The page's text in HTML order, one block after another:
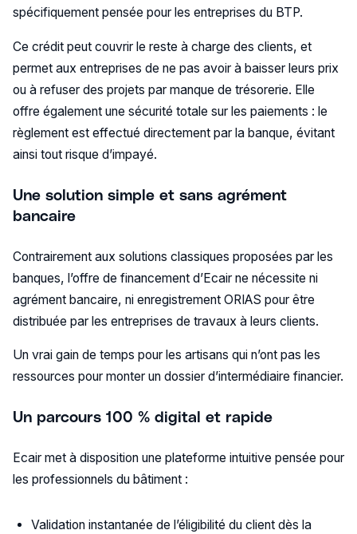
spécifiquement pensée pour les entreprises du BTP.
Ce crédit peut couvrir le reste à charge des clients, et
permet aux entreprises de ne pas avoir à baisser leurs prix
ou à refuser des projets par manque de trésorerie. Elle
offre également une sécurité totale sur les paiements : le
règlement est effectué directement par la banque, évitant
ainsi tout risque d’impayé.
Une solution simple et sans agrément
bancaire
Contrairement aux solutions classiques proposées par les
banques, l’offre de financement d’Ecair ne nécessite ni
agrément bancaire, ni enregistrement ORIAS pour être
distribuée par les entreprises de travaux à leurs clients.
Un vrai gain de temps pour les artisans qui n’ont pas les
ressources pour monter un dossier d’intermédiaire financier.
Un parcours 100 % digital et rapide
Ecair met à disposition une plateforme intuitive pensée pour
les professionnels du bâtiment :
Validation instantanée de l’éligibilité du client dès la